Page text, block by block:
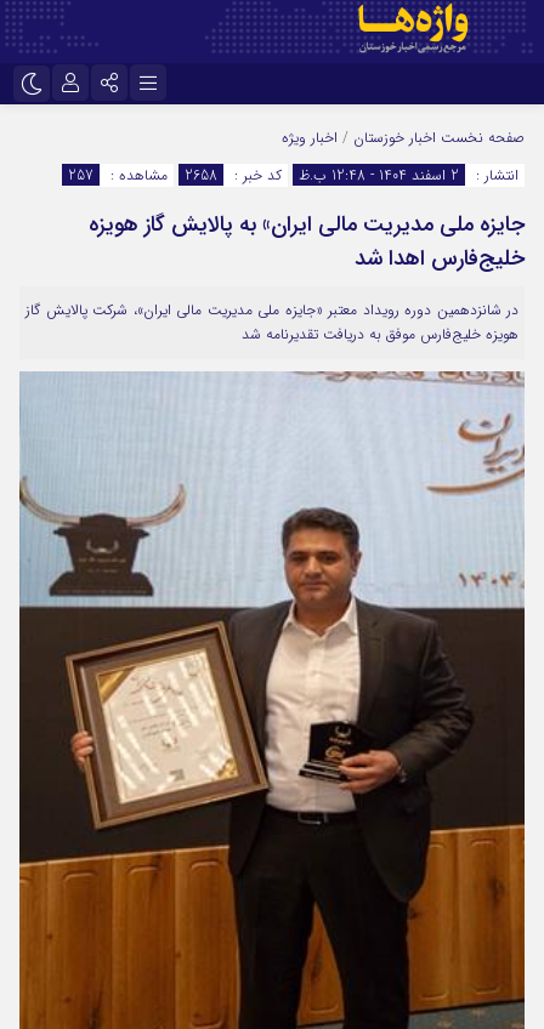
اینستاگرام
سروش
ایتا
آپارات
اپلیکیشن رمز عبور
مرا به خاطر بسپار
صفحه نخست اخبار خوزستان / اخبار ویژه
انتشار :
2 اسفند 1404 - 12:48 ب.ظ کد خبر : 2658 مشاهده : 257
جایزه ملی مدیریت مالی ایران» به پالایش گاز هویزه
خلیج‌فارس اهدا شد
در شانزدهمین دوره رویداد معتبر «جایزه ملی مدیریت مالی ایران»، شرکت پالایش گاز
هویزه خلیج‌فارس موفق به دریافت تقدیرنامه شد